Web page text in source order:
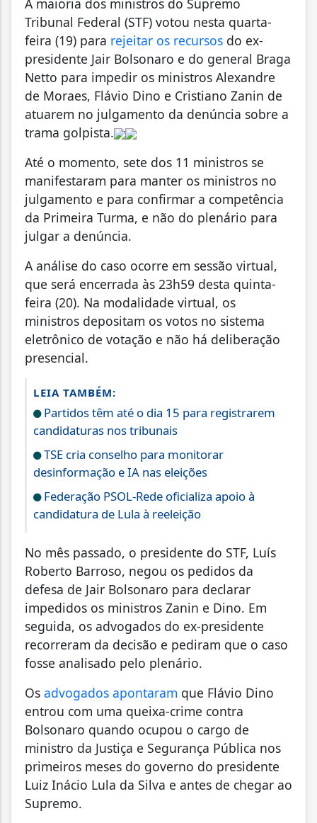
Tribunal Federal (STF) votou nesta quarta-
feira (19) para rejeitar os recursos do ex-
presidente Jair Bolsonaro e do general Braga
Netto para impedir os ministros Alexandre
de Moraes, Flávio Dino e Cristiano Zanin de
atuarem no julgamento da denúncia sobre a
trama golpista.
Até o momento, sete dos 11 ministros se
manifestaram para manter os ministros no
julgamento e para confirmar a competência
da Primeira Turma, e não do plenário para
julgar a denúncia.
A análise do caso ocorre em sessão virtual,
que será encerrada às 23h59 desta quinta-
feira (20). Na modalidade virtual, os
ministros depositam os votos no sistema
eletrônico de votação e não há deliberação
presencial.
LEIA TAMBÉM:
Partidos têm até o dia 15 para registrarem
candidaturas nos tribunais
TSE cria conselho para monitorar
desinformação e IA nas eleições
Federação PSOL-Rede oficializa apoio à
candidatura de Lula à reeleição
No mês passado, o presidente do STF, Luís
Roberto Barroso, negou os pedidos da
defesa de Jair Bolsonaro para declarar
impedidos os ministros Zanin e Dino. Em
seguida, os advogados do ex-presidente
recorreram da decisão e pediram que o caso
fosse analisado pelo plenário.
Os advogados apontaram que Flávio Dino
entrou com uma queixa-crime contra
Bolsonaro quando ocupou o cargo de
ministro da Justiça e Segurança Pública nos
primeiros meses do governo do presidente
Luiz Inácio Lula da Silva e antes de chegar ao
Supremo.